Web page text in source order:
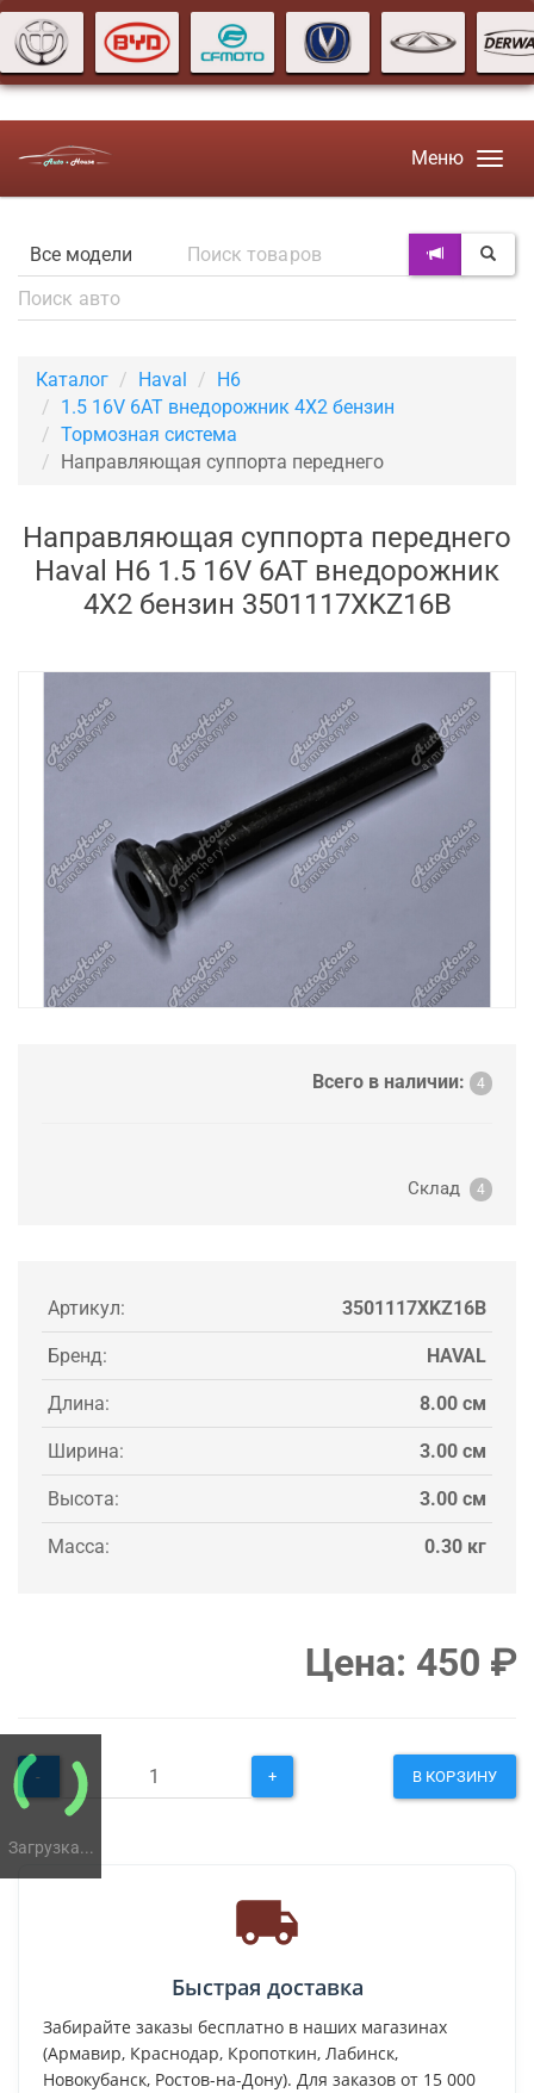
Загрузка...
Меню
Каталог Haval
H6
1.5 16V 6AT внедорожник 4X2 бензин
Тормозная система
Направляющая суппорта переднего
Направляющая суппорта переднего
Haval H6 1.5 16V 6AT внедорожник
4X2 бензин 3501117XKZ16B
Всего в наличии: 4
Склад 4
Артикул: 3501117XKZ16B
Бренд: HAVAL
Длина: 8.00 см
Ширина: 3.00 см
Высота: 3.00 см
Масса: 0.30 кг
Цена: 450 ₽
- + В КОРЗИНУ
Быстрая доставка
Забирайте заказы бесплатно в наших магазинах
(Армавир, Краснодар, Кропоткин, Лабинск,
Новокубанск, Ростов-на-Дону). Для заказов от 15 000